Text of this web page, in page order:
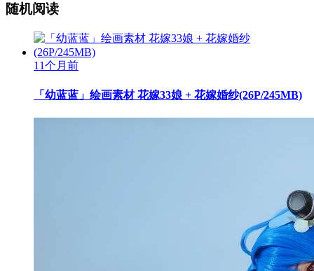
随机阅读
11个月前
「幼蓝蓝」绘画素材 花嫁33娘 + 花嫁婚纱(26P/245MB)